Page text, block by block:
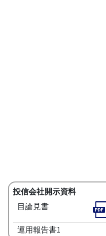
投信会社開示資料
目論見書
運用報告書1